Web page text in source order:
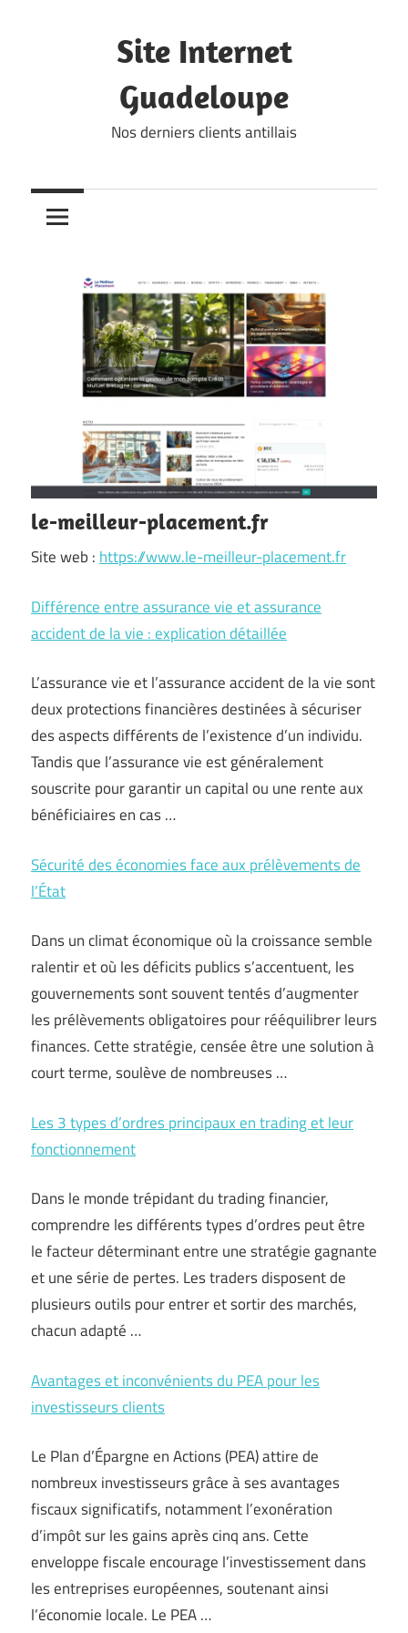
Site Internet
Guadeloupe
Nos derniers clients antillais
le-meilleur-placement.fr
Site web : https://www.le-meilleur-placement.fr
Différence entre assurance vie et assurance
accident de la vie : explication détaillée
L’assurance vie et l’assurance accident de la vie sont
deux protections financières destinées à sécuriser
des aspects différents de l’existence d’un individu.
Tandis que l’assurance vie est généralement
souscrite pour garantir un capital ou une rente aux
bénéficiaires en cas …
Sécurité des économies face aux prélèvements de
l’État
Dans un climat économique où la croissance semble
ralentir et où les déficits publics s’accentuent, les
gouvernements sont souvent tentés d’augmenter
les prélèvements obligatoires pour rééquilibrer leurs
finances. Cette stratégie, censée être une solution à
court terme, soulève de nombreuses …
Les 3 types d’ordres principaux en trading et leur
fonctionnement
Dans le monde trépidant du trading financier,
comprendre les différents types d’ordres peut être
le facteur déterminant entre une stratégie gagnante
et une série de pertes. Les traders disposent de
plusieurs outils pour entrer et sortir des marchés,
chacun adapté …
Avantages et inconvénients du PEA pour les
investisseurs clients
Le Plan d’Épargne en Actions (PEA) attire de
nombreux investisseurs grâce à ses avantages
fiscaux significatifs, notamment l’exonération
d’impôt sur les gains après cinq ans. Cette
enveloppe fiscale encourage l’investissement dans
les entreprises européennes, soutenant ainsi
l’économie locale. Le PEA …